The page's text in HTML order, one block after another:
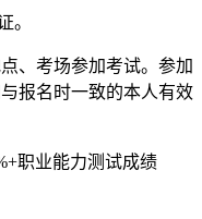
。
、考场参加考试。参加
报名时一致的本人有效
职业能力测试成绩